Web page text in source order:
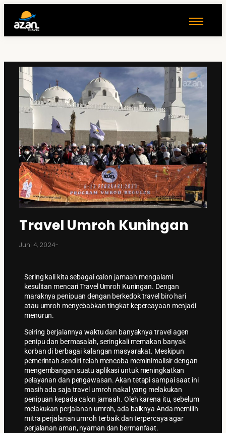
Travel Umroh Kuningan
Juni 4, 2024-
Sering kali kita sebagai calon jamaah mengalami
kesulitan mencari Travel Umroh Kuningan. Dengan
maraknya penipuan dengan berkedok travel biro hari
atau umroh menyebabkan tingkat kepercayaan menjadi
menurun.
Seiring berjalannya waktu dan banyaknya travel agen
penipu dan bermasalah, seringkali memakan banyak
korban di berbagai kalangan masyarakat. Meskipun
pemerintah sendiri telah mencoba meminimalisir dengan
mengembangan suatu aplikasi untuk meningkatkan
pelayanan dan pengawasan. Akan tetapi sampai saat ini
masih ada saja travel umroh nakal yang melakukan
penipuan kepada calon jamaah. Oleh karena itu, sebelum
melakukan perjalanan umroh, ada baiknya Anda memilih
mitra perjalanan umroh terbaik dan terpercaya agar
perjalanan aman, nyaman dan bermanfaat.